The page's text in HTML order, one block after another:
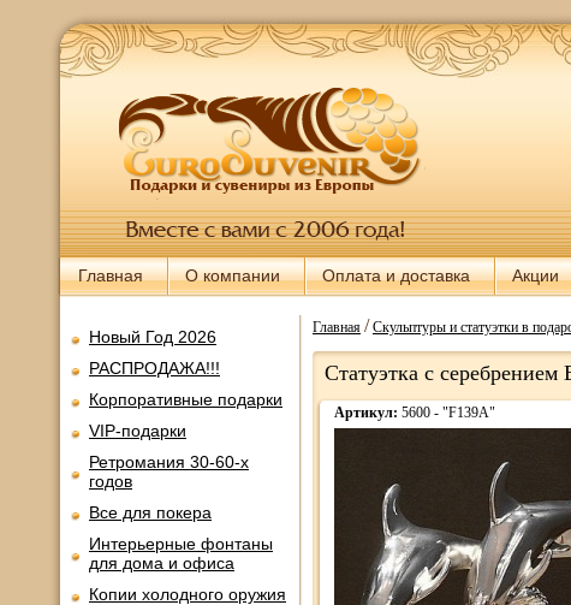
Главная О компании Оплата и доставка Акции
Новый Год 2026
РАСПРОДАЖА!!!
Корпоративные подарки
VIP-подарки
Ретромания 30-60-х
годов
Все для покера
Интерьерные фонтаны
для дома и офиса
Копии холодного оружия
Главная/Скульптуры и статуэтки в
Статуэтка с
Артикул: 5600 - "F139A"